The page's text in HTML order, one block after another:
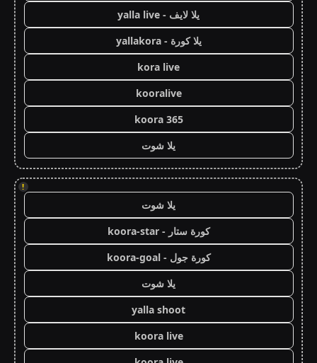
يلا لايف - yalla live
يلا كورة - yallakora
kora live
kooralive
koora 365
يلا شوت
!
يلا شوت
كورة ستار - koora-star
كورة جول - koora-goal
يلا شوت
yalla shoot
koora live